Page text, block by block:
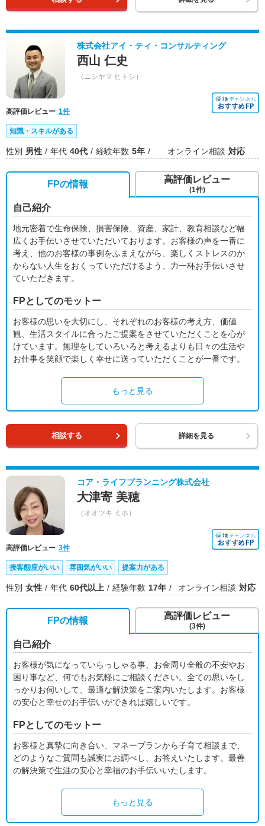
株式会社アイ・ティ・コンサルティング
西山 仁史
（ニシヤマ ヒトシ）
高評価レビュー 1件
知識・スキルがある
性別 男性 年代 40代 経験年数 5年 オンライン相談 対応
FPの情報
自己紹介
地元密着で生命保険、損害保険、資産、家計、教育相談など幅
広くお手伝いさせていただいております。お客様の声を一番に
考え、他のお客様の事例をふまえながら、楽しくストレスのか
からない人生をおくっていただけるよう、力一杯お手伝いさせ
ていただきます。
FPとしてのモットー
お客様の思いを大切にし、それぞれのお客様の考え方、価値
観、生活スタイルに合ったご提案をさせていただくことを心が
けています。無理をしていろいろと考えるよりも日々の生活や
お仕事を笑顔で楽しく幸せに送っていただくことが一番です。
もっと見る
高評価レビュー
(1件)
相談する 詳細を見る
コア・ライフプランニング株式会社
大津寄 美穂
（オオツキ ミホ）
高評価レビュー 3件
接客態度がいい 雰囲気がいい 提案力がある
性別 女性 年代 60代以上 経験年数 17年 オンライン相談 対応
FPの情報
自己紹介
お客様が気になっていらっしゃる事、お金周り全般の不安やお
困り事など、何でもお気軽にご相談ください。全ての思いをし
っかりお伺いして、最適な解決策をご案内いたします。お客様
の安心と幸せのお手伝いができれば嬉しいです。
FPとしてのモットー
お客様と真摯に向き合い、マネープランから子育て相談まで、
どのようなご質問も誠実にお調べし、お答えいたします。最善
の解決策で生涯の安心と幸福のお手伝いいたします。
もっと見る
高評価レビュー
(3件)